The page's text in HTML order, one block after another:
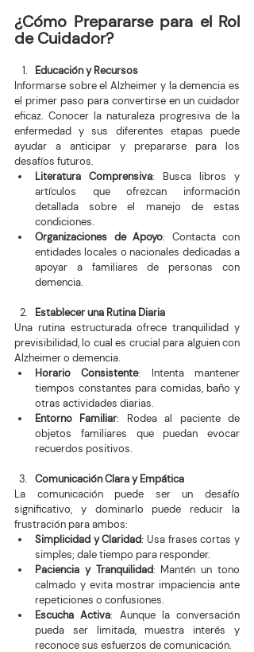
¿Cómo Prepararse para el Rol
de Cuidador?
Educación y Recursos
Informarse sobre el Alzheimer y la demencia es
el primer paso para convertirse en un cuidador
eficaz. Conocer la naturaleza progresiva de la
enfermedad y sus diferentes etapas puede
ayudar a anticipar y prepararse para los
desafíos futuros.
Literatura Comprensiva: Busca libros y
artículos que ofrezcan información
detallada sobre el manejo de estas
condiciones.
Organizaciones de Apoyo: Contacta con
entidades locales o nacionales dedicadas a
apoyar a familiares de personas con
demencia.
Establecer una Rutina Diaria
Una rutina estructurada ofrece tranquilidad y
previsibilidad, lo cual es crucial para alguien con
Alzheimer o demencia.
Horario Consistente: Intenta mantener
tiempos constantes para comidas, baño y
otras actividades diarias.
Entorno Familiar: Rodea al paciente de
objetos familiares que puedan evocar
recuerdos positivos.
Comunicación Clara y Empática
La comunicación puede ser un desafío
significativo, y dominarlo puede reducir la
frustración para ambos:
Simplicidad y Claridad: Usa frases cortas y
simples; dale tiempo para responder.
Paciencia y Tranquilidad: Mantén un tono
calmado y evita mostrar impaciencia ante
repeticiones o confusiones.
Escucha Activa: Aunque la conversación
pueda ser limitada, muestra interés y
reconoce sus esfuerzos de comunicación.